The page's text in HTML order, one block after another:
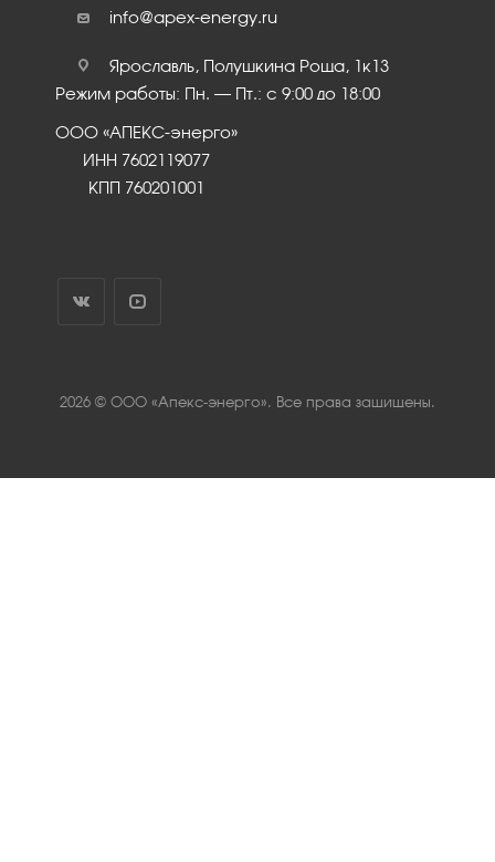
info@apex-energy.ru
Ярославль, Полушкина Роща, 1к13
Режим работы: Пн. – Пт.: с 9:00 до 18:00
ООО «АПЕКС-энерго»
ИНН 7602119077
КПП 760201001
2026 © ООО «Апекс-энерго». Все права защищены.